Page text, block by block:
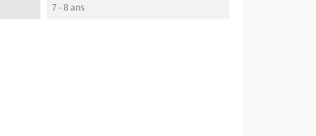
7 - 8 ans